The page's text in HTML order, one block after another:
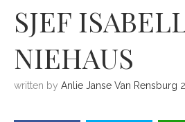
SJEF
NIEHAUS
written by Anlie Janse Van Rensburg